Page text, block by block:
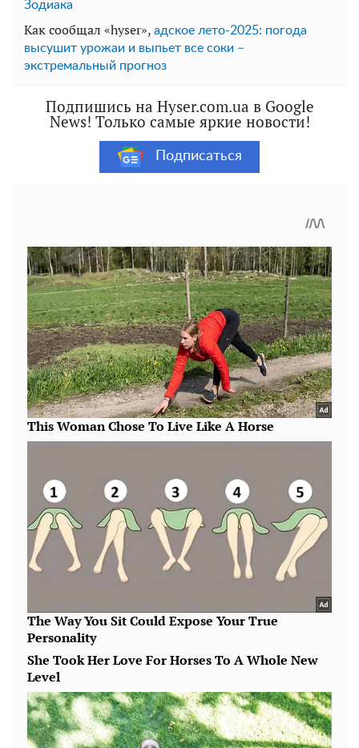
Зодиака
Как сообщал «hyser», адское лето-2025: погода
высушит урожаи и выпьет все соки –
экстремальный прогноз
Подпишись на Hyser.com.ua в Google
News! Только самые яркие новости!
Подписаться